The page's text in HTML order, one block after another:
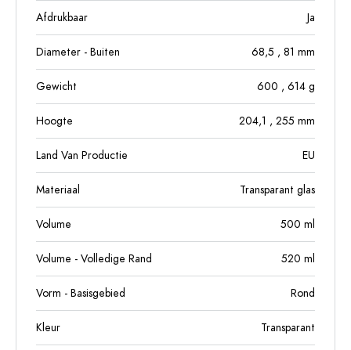
Afdrukbaar Ja
Diameter - Buiten 68,5 , 81 mm
Gewicht 600 , 614 g
Hoogte 204,1 , 255 mm
Land Van Productie EU
Materiaal Transparant glas
Volume 500 ml
Volume - Volledige Rand 520 ml
Vorm - Basisgebied Rond
Kleur Transparant